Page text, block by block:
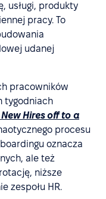
usługi, produkty
pracy. To
udanej
pracowników
tygodniach
Hires off to a
procesu
oznacza
ale też
niższe
zespołu HR.